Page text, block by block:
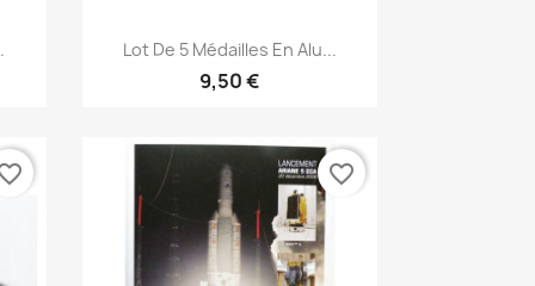
 Aperçu rapide
Lot De 5 Médailles En Alu...
9,50 €
favorite_border